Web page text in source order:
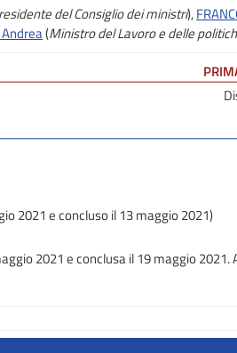
del Consiglio dei ministri),
(Ministro del Lavoro e delle
2021 e concluso il 13 maggio 2021)
2021 e conclusa il 19 maggio 2021.